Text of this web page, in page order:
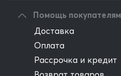
Помощь покупателям
Доставка
Оплата
Рассрочка и кредит